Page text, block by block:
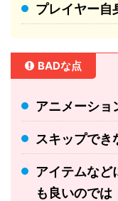
プレイヤー自
BADな点
アニメーショ
スキップでき
アイテムなど
も良いのでは